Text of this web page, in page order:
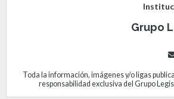
Grupo
Toda la información, imágenes y/o ligas
responsabilidad exclusiva del Grupo